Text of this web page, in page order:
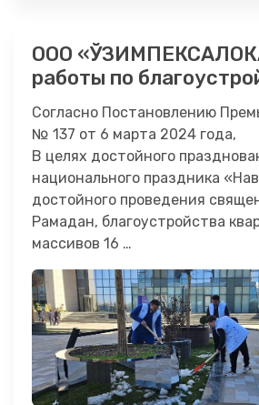
ООО
работы по
благоустройству
Park».
Согласно Постановлению
№ 137 от 6 марта 2024 года,
В целях достойного
национального праздника
достойного проведения
Рамадан, благоустройства
массивов 16 …